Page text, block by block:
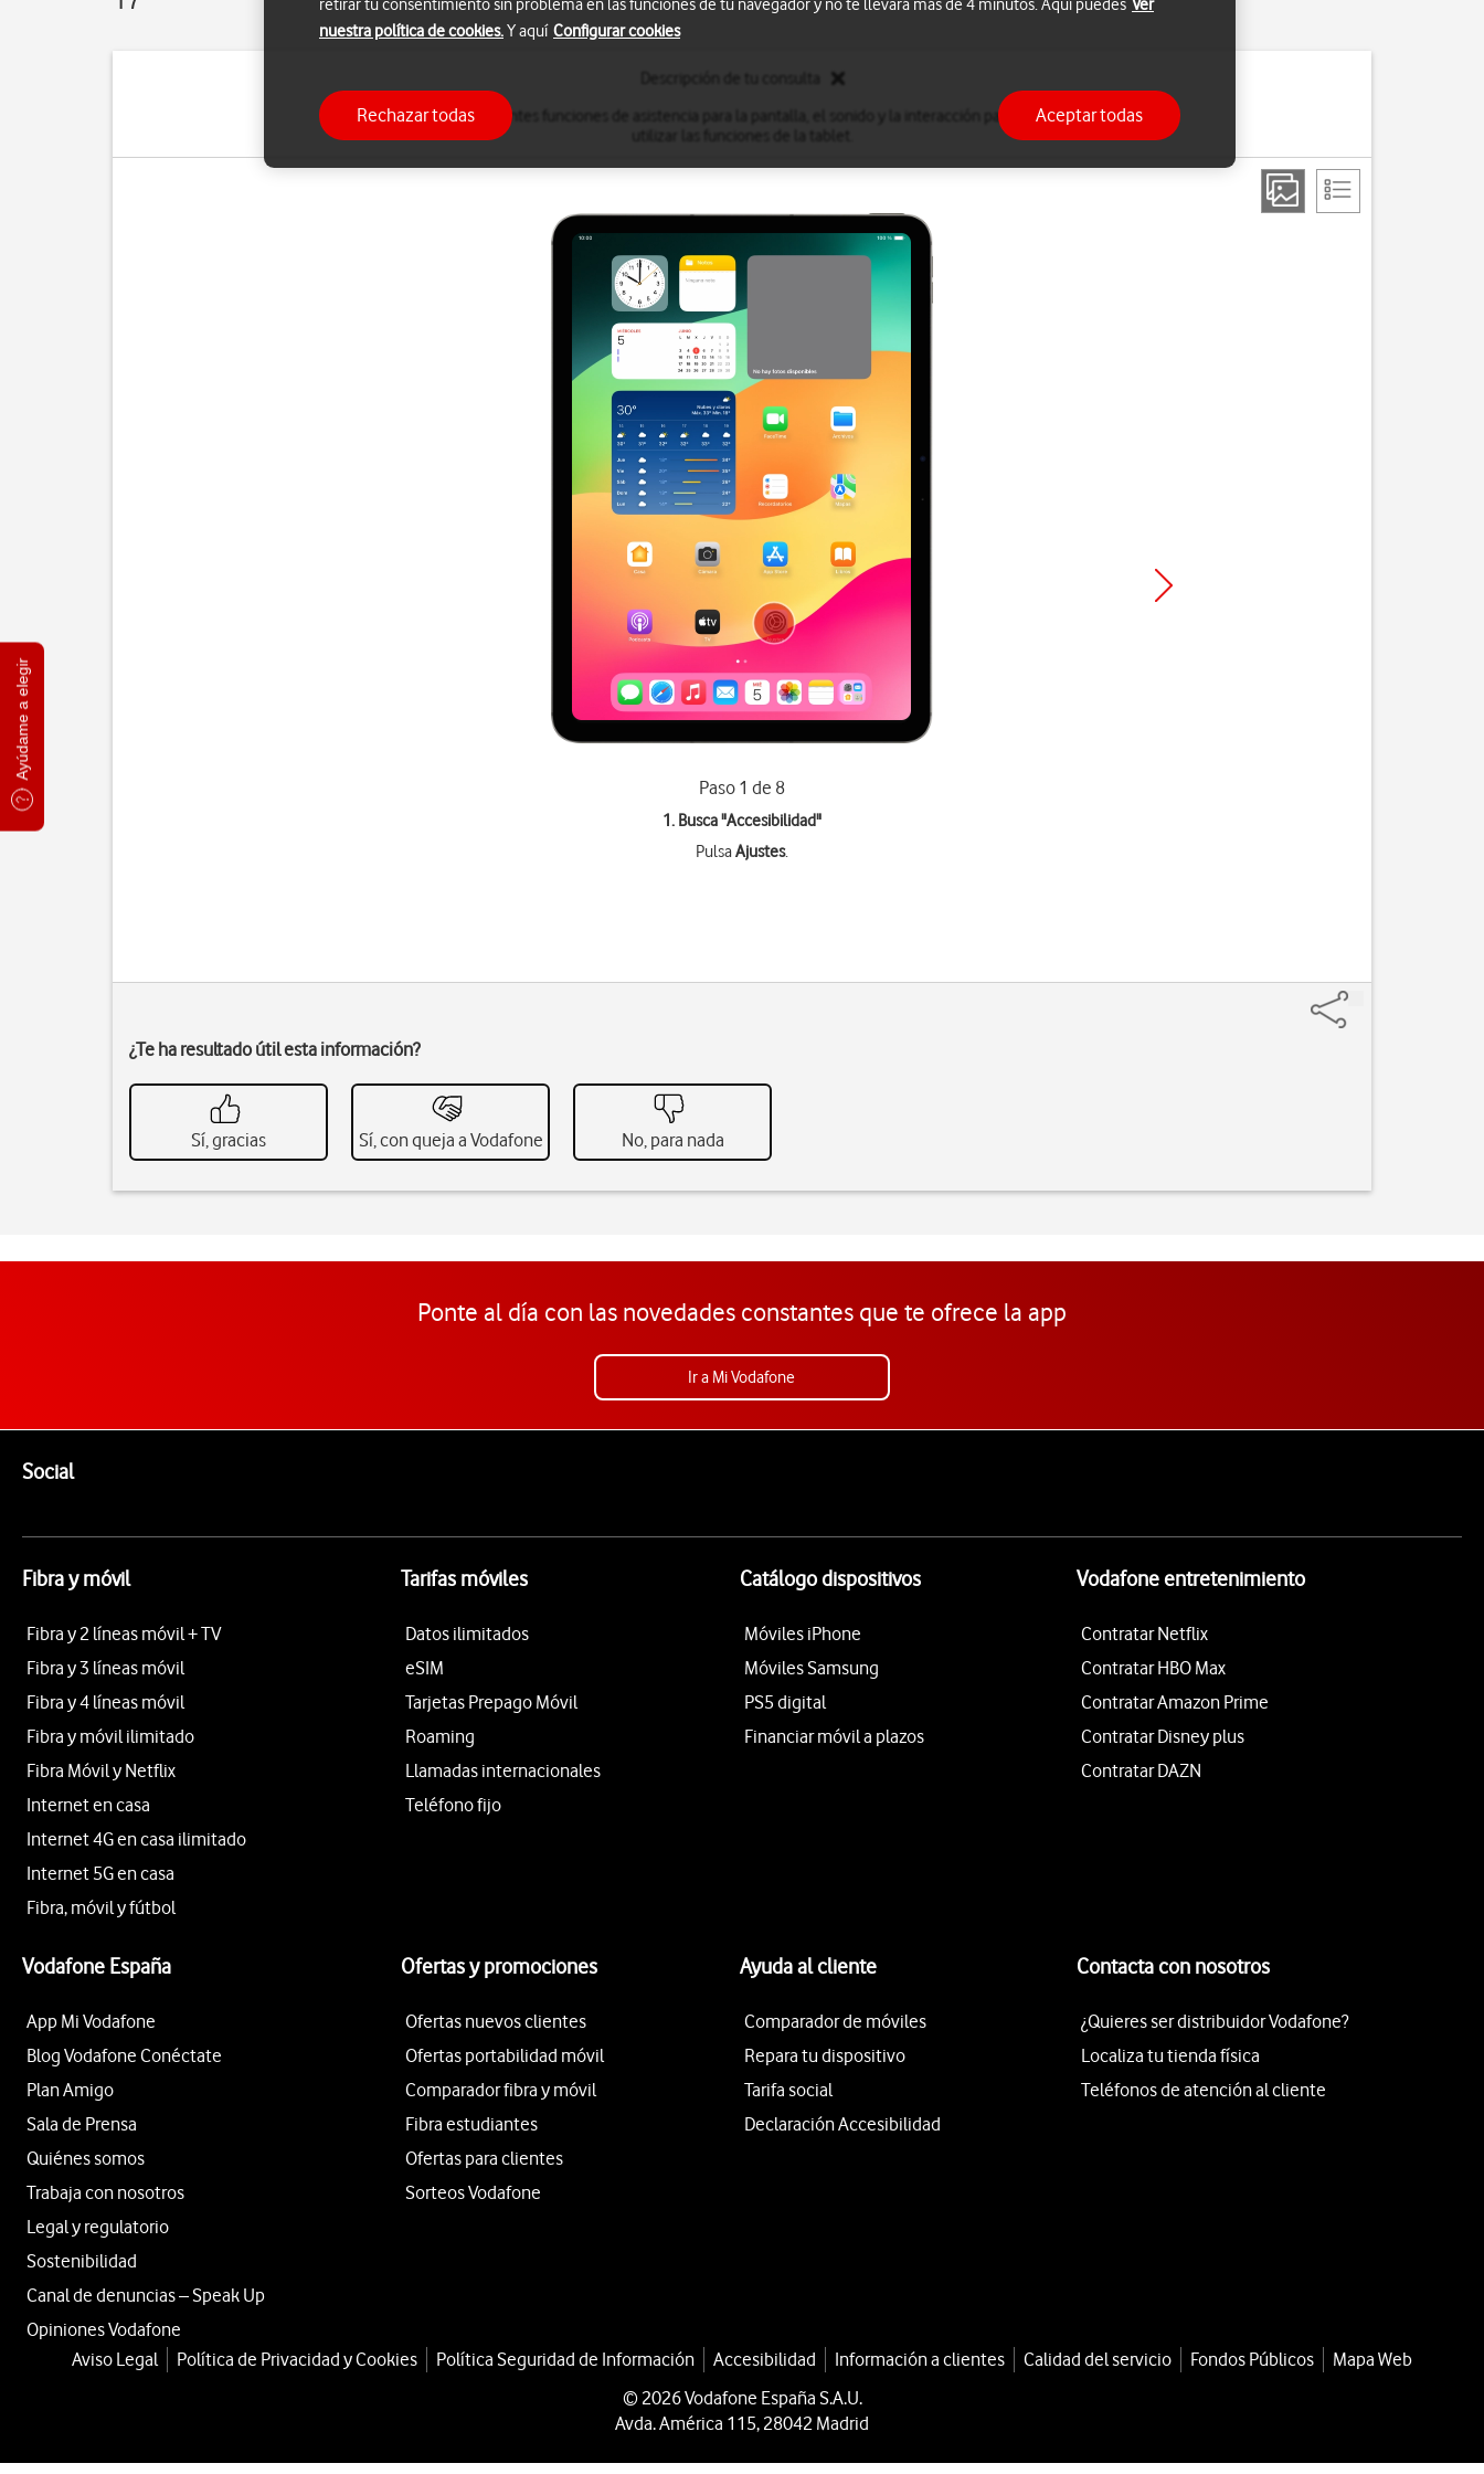
Ayúdame a elegir
Puedes seleccionar diferentes funciones de asistencia para la pantalla, el sonido y la interacción para que te sea más fácil
Paso 1 de 8
1. Busca "Accesibilidad"
PulsaAjustes.
¿Te ha resultado útil esta información?
Sí, gracias Sí, con queja a Vodafone No, para nada
Ponte al día con las novedades constantes que te ofrece la app
Ir a Mi Vodafone
SocialEnlaces a las redes sociales de Vodafone
Fibra y móvil
Fibra y 2 líneas móvil + TV
Fibra y 3 líneas móvil
Fibra y 4 líneas móvil
Fibra y móvil ilimitado
Fibra Móvil y Netflix
Internet en casa
Internet 4G en casa ilimitado
Internet 5G en casa
Fibra, móvil y fútbol
Tarifas móviles
Datos ilimitados
eSIM
Tarjetas Prepago Móvil
Roaming
Llamadas internacionales
Teléfono fijo
Catálogo dispositivos
Móviles iPhone
Móviles Samsung
PS5 digital
Financiar móvil a plazos
Vodafone entretenimiento
Contratar Netflix
Contratar HBO Max
Contratar Amazon Prime
Contratar Disney plus
Contratar DAZN
Vodafone España
App Mi Vodafone
Blog Vodafone Conéctate
Plan Amigo
Sala de Prensa
Quiénes somos
Trabaja con nosotros
Legal y regulatorio
Sostenibilidad
Canal de denuncias – Speak Up
Opiniones Vodafone
Ofertas y promociones
Ofertas nuevos clientes
Ofertas portabilidad móvil
Comparador fibra y móvil
Fibra estudiantes
Ofertas para clientes
Sorteos Vodafone
Ayuda al cliente
Comparador de móviles
Repara tu dispositivo
Tarifa social
Declaración Accesibilidad
Contacta con nosotros
¿Quieres ser distribuidor Vodafone?
Localiza tu tienda física
Teléfonos de atención al cliente
Aviso Legal Política de Privacidad y Cookies Política Seguridad de Información Accesibilidad Información a clientes Calidad del servicio Fondos Públicos
Mapa Web
© 2026 Vodafone España S.A.U.
Avda. América 115, 28042 Madrid
nuestra política de cookies.Y aquí Configurar cookies
Rechazar todas Aceptar todas